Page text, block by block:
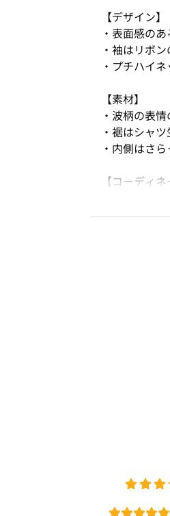
【デザイン】
・表面感の
・袖はリボ
・プチハイ
【素材】
・波柄の表
・裾はシャ
・内側はさ
【コーディネ
・デニムア
・キレイめ
＊＊＊＊＊
【スタッフ
素材感：波
＊＊＊＊＊